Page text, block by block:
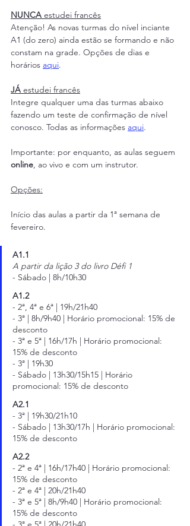
NUNCA estudei francês
Atenção! As novas turmas do nível inciante
A1 (do zero) ainda estão se formando e não
constam na grade. Opções de dias e
horários aqui.
JÁ estudei francês
Integre qualquer uma das turmas abaixo
fazendo um teste de confirmação de nível
conosco. Todas as informações aqui.
Importante: por enquanto, as aulas seguem
online, ao vivo e com um instrutor.
Opções:
Início das aulas a partir da 1ª semana de
fevereiro.
A1.1
A partir da lição 3 do livro Défi 1
- Sábado | 8h/10h30
A1.2
- 2ª, 4ª e 6ª | 19h/21h40
- 3ª | 8h/9h40 | Horário promocional: 15% de
desconto
- 3ª e 5ª | 16h/17h | Horário promocional:
15% de desconto
- 3ª | 19h30
- Sábado | 13h30/15h15 | Horário
promocional: 15% de desconto
A2.1
- 3ª | 19h30/21h10
- Sábado | 13h30/17h | Horário promocional:
15% de desconto
A2.2
- 2ª e 4ª | 16h/17h40 | Horário promocional:
15% de desconto
- 2ª e 4ª | 20h/21h40
- 3ª e 5ª | 8h/9h40 | Horário promocional:
15% de desconto